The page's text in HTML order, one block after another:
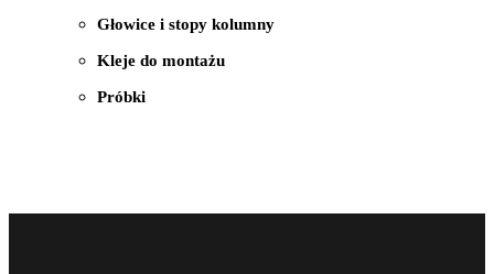
Głowice i stopy kolumny
Kleje do montażu
Próbki